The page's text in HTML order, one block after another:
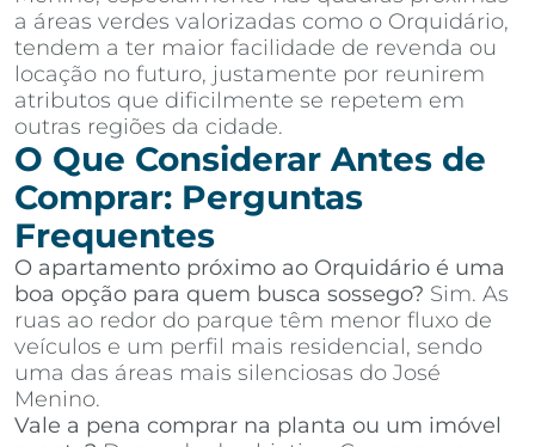
a áreas verdes valorizadas como o Orquidário,
tendem a ter maior facilidade de revenda ou
locação no futuro, justamente por reunirem
atributos que dificilmente se repetem em
outras regiões da cidade.
O Que Considerar Antes de
Comprar: Perguntas
Frequentes
O apartamento próximo ao Orquidário é uma
boa opção para quem busca sossego? Sim. As
ruas ao redor do parque têm menor fluxo de
veículos e um perfil mais residencial, sendo
uma das áreas mais silenciosas do José
Menino.
Vale a pena comprar na planta ou um imóvel